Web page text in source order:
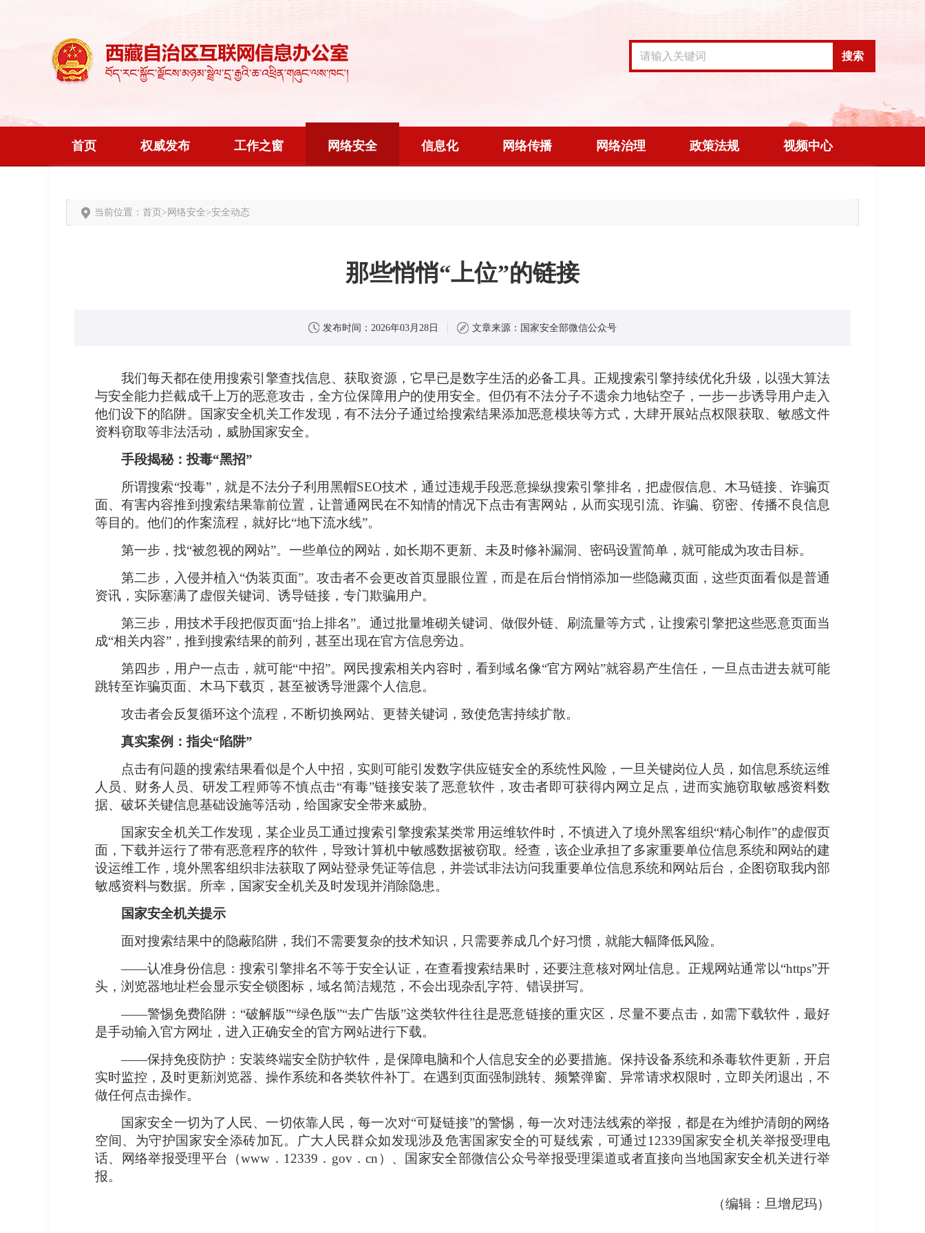
搜索
首页 权威发布 工作之窗 网络安全 信息化 网络传播 网络治理 政策法规 视频中心
当前位置： 首页 > 网络安全>安全动态
那些悄悄“上位”的链接
发布时间： 2026年03月28日 文章来源： 国家安全部微信公众号
我们每天都在使用搜索引擎查找信息、获取资源，它早已是数字生活的必备工具。正规搜索引擎持续优化升级，以强大算法
与安全能力拦截成千上万的恶意攻击，全方位保障用户的使用安全。但仍有不法分子不遗余力地钻空子，一步一步诱导用户走入
他们设下的陷阱。国家安全机关工作发现，有不法分子通过给搜索结果添加恶意模块等方式，大肆开展站点权限获取、敏感文件
资料窃取等非法活动，威胁国家安全。
手段揭秘：投毒“黑招”
所谓搜索“投毒”，就是不法分子利用黑帽SEO技术，通过违规手段恶意操纵搜索引擎排名，把虚假信息、木马链接、诈骗页
面、有害内容推到搜索结果靠前位置，让普通网民在不知情的情况下点击有害网站，从而实现引流、诈骗、窃密、传播不良信息
等目的。他们的作案流程，就好比“地下流水线”。
第一步，找“被忽视的网站”。一些单位的网站，如长期不更新、未及时修补漏洞、密码设置简单，就可能成为攻击目标。
第二步，入侵并植入“伪装页面”。攻击者不会更改首页显眼位置，而是在后台悄悄添加一些隐藏页面，这些页面看似是普通
资讯，实际塞满了虚假关键词、诱导链接，专门欺骗用户。
第三步，用技术手段把假页面“抬上排名”。通过批量堆砌关键词、做假外链、刷流量等方式，让搜索引擎把这些恶意页面当
成“相关内容”，推到搜索结果的前列，甚至出现在官方信息旁边。
第四步，用户一点击，就可能“中招”。网民搜索相关内容时，看到域名像“官方网站”就容易产生信任，一旦点击进去就可能
跳转至诈骗页面、木马下载页，甚至被诱导泄露个人信息。
攻击者会反复循环这个流程，不断切换网站、更替关键词，致使危害持续扩散。
真实案例：指尖“陷阱”
点击有问题的搜索结果看似是个人中招，实则可能引发数字供应链安全的系统性风险，一旦关键岗位人员，如信息系统运维
人员、财务人员、研发工程师等不慎点击“有毒”链接安装了恶意软件，攻击者即可获得内网立足点，进而实施窃取敏感资料数
据、破坏关键信息基础设施等活动，给国家安全带来威胁。
国家安全机关工作发现，某企业员工通过搜索引擎搜索某类常用运维软件时，不慎进入了境外黑客组织“精心制作”的虚假页
面，下载并运行了带有恶意程序的软件，导致计算机中敏感数据被窃取。经查，该企业承担了多家重要单位信息系统和网站的建
设运维工作，境外黑客组织非法获取了网站登录凭证等信息，并尝试非法访问我重要单位信息系统和网站后台，企图窃取我内部
敏感资料与数据。所幸，国家安全机关及时发现并消除隐患。
国家安全机关提示
面对搜索结果中的隐蔽陷阱，我们不需要复杂的技术知识，只需要养成几个好习惯，就能大幅降低风险。
——认准身份信息：搜索引擎排名不等于安全认证，在查看搜索结果时，还要注意核对网址信息。正规网站通常以“https”开
头，浏览器地址栏会显示安全锁图标，域名简洁规范，不会出现杂乱字符、错误拼写。
——警惕免费陷阱：“破解版”“绿色版”“去广告版”这类软件往往是恶意链接的重灾区，尽量不要点击，如需下载软件，最好
是手动输入官方网址，进入正确安全的官方网站进行下载。
——保持免疫防护：安装终端安全防护软件，是保障电脑和个人信息安全的必要措施。保持设备系统和杀毒软件更新，开启
实时监控，及时更新浏览器、操作系统和各类软件补丁。在遇到页面强制跳转、频繁弹窗、异常请求权限时，立即关闭退出，不
做任何点击操作。
国家安全一切为了人民、一切依靠人民，每一次对“可疑链接”的警惕，每一次对违法线索的举报，都是在为维护清朗的网络
空间、为守护国家安全添砖加瓦。广大人民群众如发现涉及危害国家安全的可疑线索，可通过12339国家安全机关举报受理电
话、网络举报受理平台（www．12339．gov．cn）、国家安全部微信公众号举报受理渠道或者直接向当地国家安全机关进行举
报。
（编辑：旦增尼玛）